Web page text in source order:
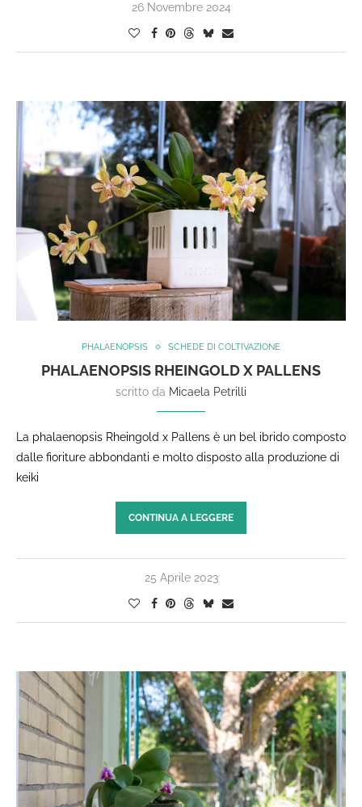
26 Novembre 2024
PHALAENOPSIS SCHEDE DI COLTIVAZIONE
PHALAENOPSIS RHEINGOLD X PALLENS
scritto da Micaela Petrilli
La phalaenopsis Rheingold x Pallens è un bel ibrido composto
dalle fioriture abbondanti e molto disposto alla produzione di
keiki
CONTINUA A LEGGERE
25 Aprile 2023